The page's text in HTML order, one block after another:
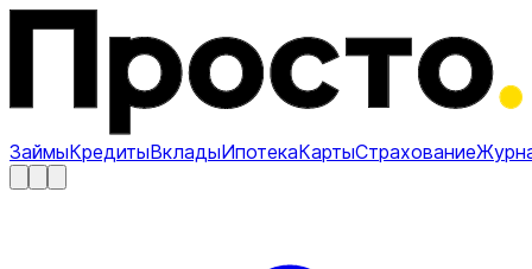
ЗаймыКредитыВкладыИпотекаКартыСтрахование